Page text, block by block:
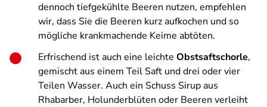
dennoch tiefgekühlte Beeren nutzen, empfehlen
wir, dass Sie die Beeren kurz aufkochen und so
mögliche krankmachende Keime abtöten.
Erfrischend ist auch eine leichte Obstsaftschorle,
gemischt aus einem Teil Saft und drei oder vier
Teilen Wasser. Auch ein Schuss Sirup aus
Rhabarber, Holunderblüten oder Beeren verleiht